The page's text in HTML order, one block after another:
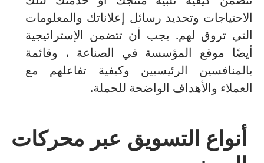
الاحتياجات وتحديد رسائل إعلاناتك والمعلومات
التي تروق لهم. يجب أن تتضمن الإستراتيجية
أيضًا موقع المؤسسة في الصناعة ، وقائمة
بالمنافسين الرئيسيين وكيفية تفاعلهم مع
العملاء والأهداف الواضحة للحملة.
أنواع التسويق عبر محركات